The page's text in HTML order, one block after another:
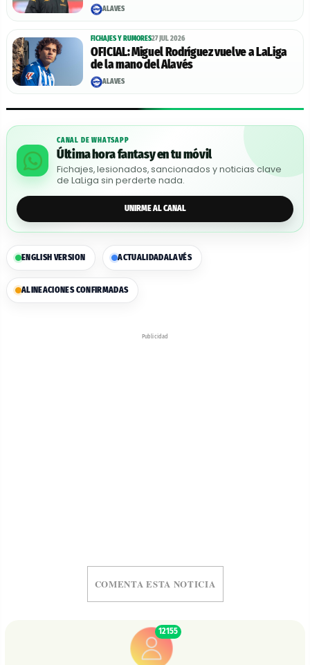
ALAVÉS
FICHAJES Y RUMORES27 JUL 2026
OFICIAL: Miguel Rodríguez vuelve a LaLiga
de la mano del Alavés
ALAVÉS
CANAL DE WHATSAPP
Última hora fantasy en tu móvil
Fichajes, lesionados, sancionados y noticias clave
de LaLiga sin perderte nada.
UNIRME AL CANAL
ENGLISH VERSION ACTUALIDADALAVÉS
ALINEACIONES CONFIRMADAS
Publicidad
COMENTA ESTA NOTICIA
12155